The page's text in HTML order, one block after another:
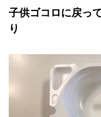
子供ゴコロに戻っ
り